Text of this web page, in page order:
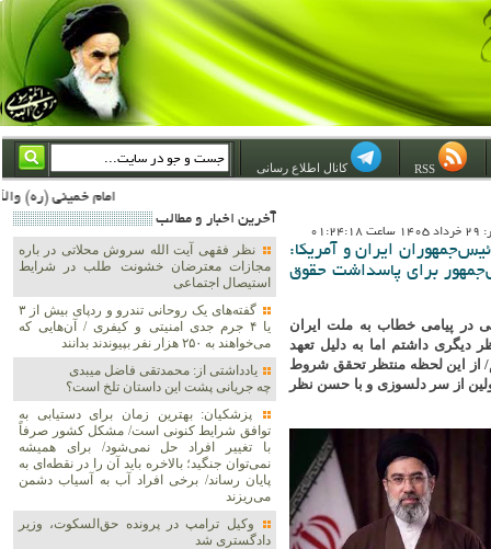
کانال اطلاع رسانی
امام خمینی (ره) والله اسلام تمامش سیاست است؛ ***** امام شهید: به گفتار امام و کردار امام اهتمام بورزید ***** امام خمینی(ره): ان شاء الله ما اندوه دلمان را در وقت مناسب با انتقام از امریکا
ایران و آمریکا:
برای پاسداشت حقوق
در پیامی خطاب به ملت ایران
دیگری داشتم اما به دلیل تعهد
از این لحظه منتظر تحقق شروط
از سر دلسوزی و با حسن نظر
آخرين اخبار و مطالب
نظر فقهی آیت الله سروش محلاتی در باره
مجازات معترضان خشونت طلب در شرایط
استیصال اجتماعی
گفته‌های یک روحانی تندرو و ردپای بیش از ۳
یا ۴ جرم جدی امنیتی و کیفری / آن‌هایی که
می‌خواهند به ۲۵۰ هزار نفر بپیوندند بدانند
یادداشتی از: محمدتقی فاضل میبدی
چه جریانی پشت این داستان تلخ است؟
پزشکیان‌: بهترین زمان برای دستیابی به
توافق شرایط کنونی است/ مشکل کشور صرفاً
با تغییر افراد حل نمی‌شود/ برای همیشه
نمی‌توان جنگید؛ بالاخره باید آن را در نقطه‌ای به
پایان رساند/ برخی افراد آب به آسیاب دشمن
می‌ریزند
وکیل ترامپ در پرونده حق‌السکوت، وزیر
دادگستری شد